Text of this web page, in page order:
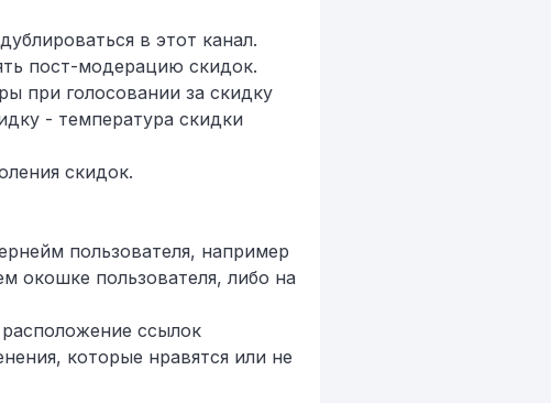
в этот канал.
пост-модерацию скидок.
при голосовании за скидку
- температура скидки
скидок.
пользователя, например
окошке пользователя, либо на
ссылок
которые нравятся или не